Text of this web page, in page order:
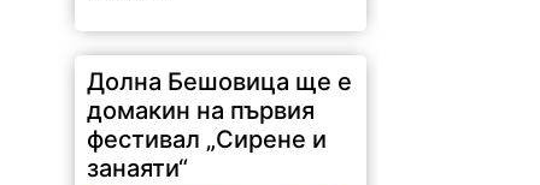
Долна Бешовица ще е
домакин на първия
фестивал „Сирене и
занаяти“